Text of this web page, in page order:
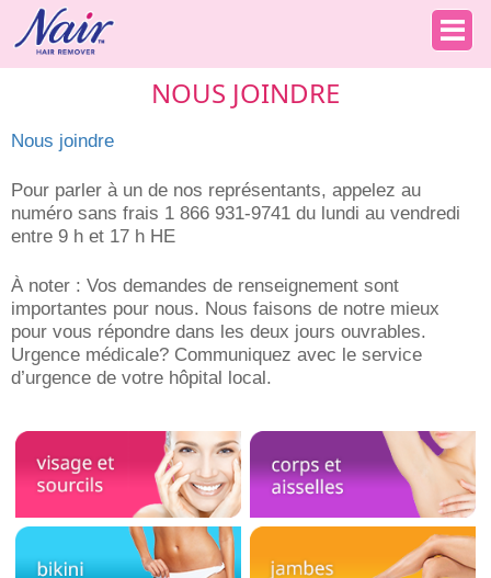
NOUS JOINDRE
Nous joindre
Pour parler à un de nos représentants, appelez au
numéro sans frais 1 866 931-9741 du lundi au vendredi
entre 9 h et 17 h HE
À noter : Vos demandes de renseignement sont
importantes pour nous. Nous faisons de notre mieux
pour vous répondre dans les deux jours ouvrables.
Urgence médicale? Communiquez avec le service
d’urgence de votre hôpital local.